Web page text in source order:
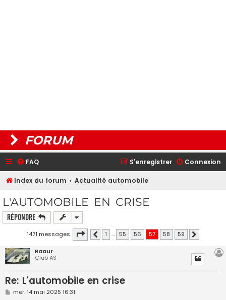
FORUM
FAQ Connexion
S’enregistrer
Index du forum Actualité automobile
L'AUTOMOBILE EN CRISE
Répondre
1471 messages Page 57 sur59
Précédente
1 … 55 56 57 58 59
Raaur
Club AS
Re: L'automobile en crise
M
mer. 14 mai 2025 16:31